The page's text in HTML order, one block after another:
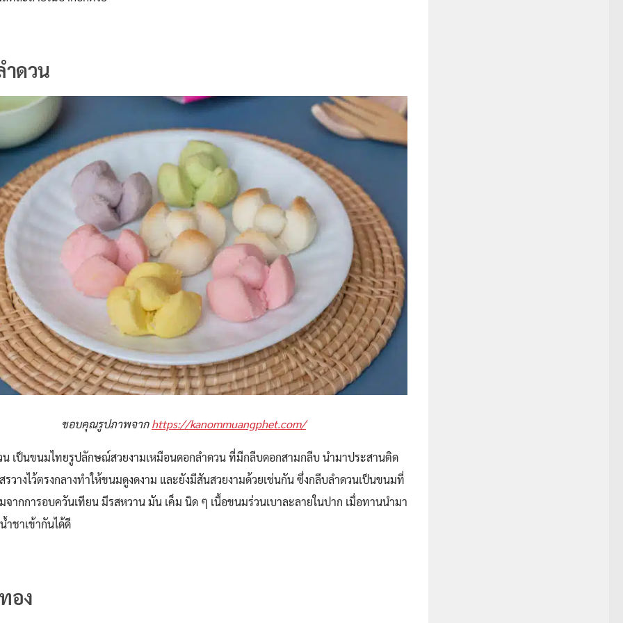
ดวน
ขอบคุณรูปภาพจากhttps://kanommuangphet.com/
น เป็นขนมไทยรูปลักษณ์สวยงามเหมือนดอกลำดวน ที่มีกลีบดอกสามกลีบ นำมาประสานติด
รวางไว้ตรงกลางทำให้ขนมดูงดงาม และยังมีสันสวยงามด้วยเช่นกัน ซึ่งกลีบลำดวนเป็นขนมที่
ากการอบควันเทียน มีรสหวาน มัน เค็ม นิด ๆ เนื้อขนมร่วนเบาละลายในปาก เมื่อทานนำมา
ชาเข้ากันได้ดี
อง